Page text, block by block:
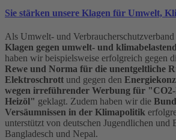
Sie stärken unsere Klagen für Umwelt,
Als Umwelt- und
Klagen gegen umwelt- und
haben wir beispielsweise erfolgreich gegen
Rewe und Norma für die unentgeltliche
Elektroschrott und gegen den
wegen irreführender Werbung für "CO2-
Heizöl" geklagt. Zudem haben wir die
Versäumnissen in der Klimapolitik
unterstützt von deutschen Jugendlichen und
Bangladesch und Nepal.